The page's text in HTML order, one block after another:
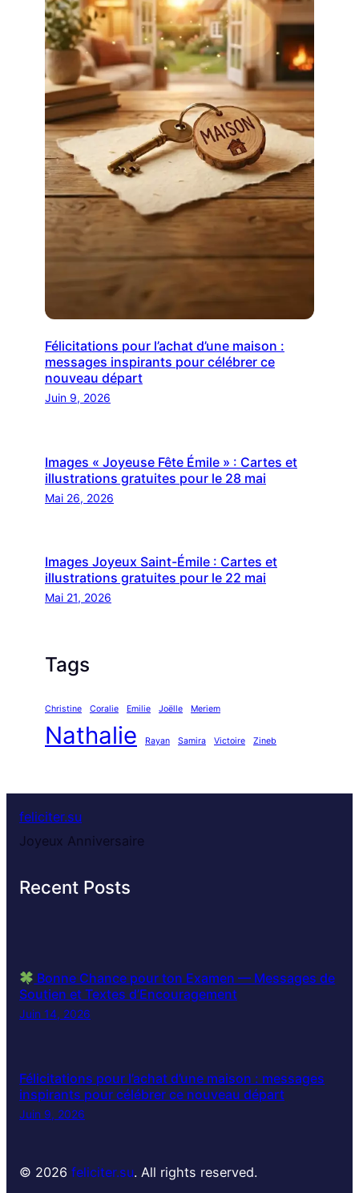
Félicitations pour l’achat d’une maison :
messages inspirants pour célébrer ce
nouveau départ
Juin 9, 2026
Images « Joyeuse Fête Émile » : Cartes et
illustrations gratuites pour le 28 mai
Mai 26, 2026
Images Joyeux Saint-Émile : Cartes et
illustrations gratuites pour le 22 mai
Mai 21, 2026
Tags
Christine Coralie Emilie Joëlle Meriem
Nathalie Rayan Samira Victoire Zineb
feliciter.su
Joyeux Anniversaire
Recent Posts
Bonne Chance pour ton Examen — Messages de
Soutien et Textes d’Encouragement
Juin 14, 2026
Félicitations pour l’achat d’une maison : messages
inspirants pour célébrer ce nouveau départ
Juin 9, 2026
© 2026 feliciter.su. All rights reserved.